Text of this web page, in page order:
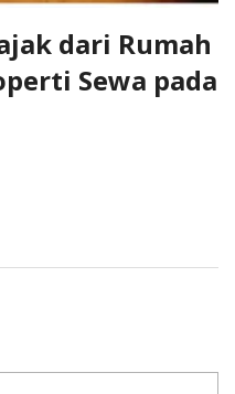
dari Rumah
Sewa pada